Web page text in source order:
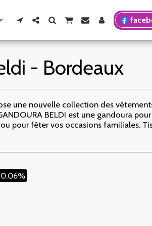
- Bordeaux
une nouvelle collection des
BELDI est une gandoura pour
pour fêter vos occasions familiales.